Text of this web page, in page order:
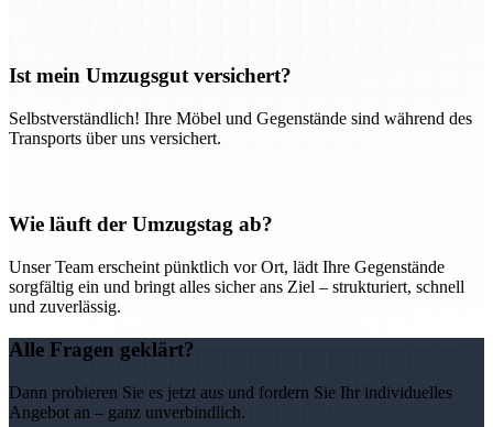
Ist mein Umzugsgut versichert?
Selbstverständlich! Ihre Möbel und Gegenstände sind während des
Transports über uns versichert.
Wie läuft der Umzugstag ab?
Unser Team erscheint pünktlich vor Ort, lädt Ihre Gegenstände
sorgfältig ein und bringt alles sicher ans Ziel – strukturiert, schnell
und zuverlässig.
Alle Fragen geklärt?
Dann probieren Sie es jetzt aus und fordern Sie Ihr individuelles
Angebot an – ganz unverbindlich.